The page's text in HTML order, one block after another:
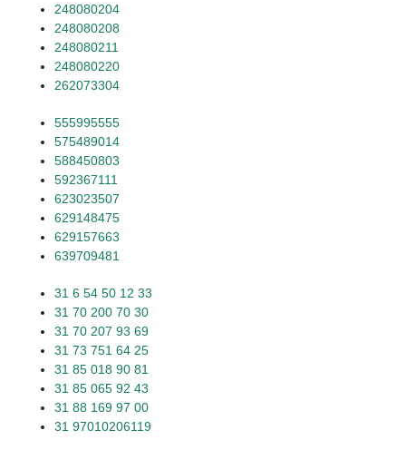
248080204
248080208
248080211
248080220
262073304
555995555
575489014
588450803
592367111
623023507
629148475
629157663
639709481
31 6 54 50 12 33
31 70 200 70 30
31 70 207 93 69
31 73 751 64 25
31 85 018 90 81
31 85 065 92 43
31 88 169 97 00
31 97010206119